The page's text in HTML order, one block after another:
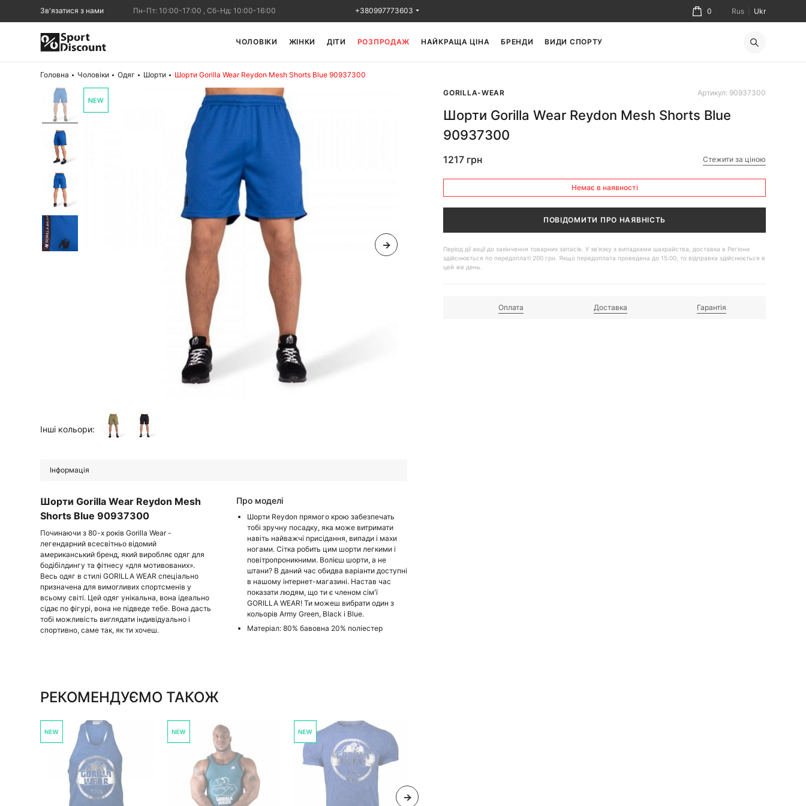
ЧОЛОВІКИ ЖІНКИ ДІТИ РОЗПРОДАЖ НАЙКРАЩА ЦІНА БРЕНДИ ВИДИ СПОРТУ
+380997773603
Зв'язатися з нами Пн-Пт: 10:00-17:00 , Сб-Нд: 10:00-16:00 0 Rus Ukr
Головна Чоловіки Одяг Шорти
Шорти Gorilla Wear Reydon Mesh Shorts Blue 90937300
GORILLA-WEAR
Артикул: 90937300
Шорти Gorilla Wear Reydon Mesh Shorts Blue
90937300
1217 грн Стежити за ціною
Немає в наявності
ПОВІДОМИТИ ПРО НАЯВНІСТЬ
Період дії акції до закінчення товарних запасів. У зв'язку з випадками шахрайства, доставка в Регіони
здійснюється по передоплаті 200 грн. Якщо передоплата проведена до 15:00, то відправка здійснюється в
цей же день.
Оплата Доставка Гарантія
Інші кольори:
Інформація
Шорти Gorilla Wear Reydon Mesh
Shorts Blue 90937300
Починаючи з 80-х років Gorilla Wear -
легендарний всесвітньо відомий
американський бренд, який виробляє одяг для
бодібілдингу та фітнесу «для мотивованих».
Весь одяг в стилі GORILLA WEAR спеціально
призначена для вимогливих спортсменів у
всьому світі. Цей одяг унікальна, вона ідеально
сідає по фігурі, вона не підведе тебе. Вона дасть
тобі можливість виглядати індивідуально і
спортивно, саме так, як ти хочеш.
Про моделі
Шорти Reydon прямого крою забезпечать
тобі зручну посадку, яка може витримати
навіть найважчі присідання, випади і махи
ногами. Сітка робить цим шорти легкими і
повітропроникними. Волієш шорти, а не
штани? В даний час обидва варіанти доступні
в нашому інтернет-магазині. Настав час
показати людям, що ти є членом сім'ї
GORILLA WEAR! Ти можеш вибрати один з
кольорів Army Green, Black і Blue.
Матеріал: 80% бавовна 20% поліестер
РЕКОМЕНДУЄМО ТАКОЖ